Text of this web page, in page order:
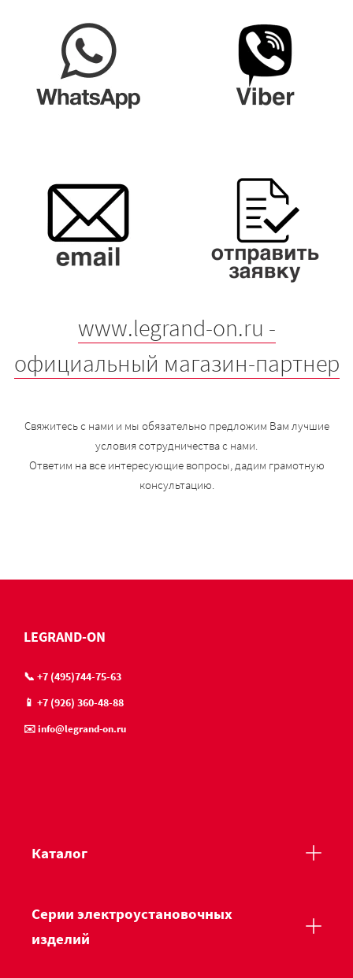
www.legrand-on.ru -
официальный магазин-партнер
Свяжитесь с нами и мы обязательно предложим Вам лучшие
условия сотрудничества с нами.
Ответим на все интересующие вопросы, дадим грамотную
консультацию.
LEGRAND-ON
📞 +7 (495)744-75-63
📱 +7 (926) 360-48-88
✉️ info@legrand-on.ru
Каталог
Серии электроустановочных
изделий